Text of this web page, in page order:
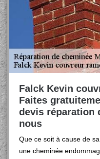
Falck Kevin
Faites
devis réparation
nous
Que ce soit à cause de
une cheminée